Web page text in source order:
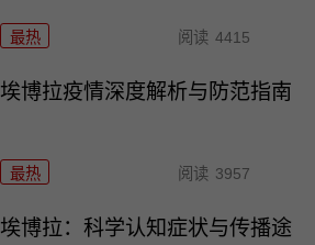
最热 阅读 4415
埃博拉疫情深度解析与防范指南
最热 阅读 3957
埃博拉：科学认知症状与传播途